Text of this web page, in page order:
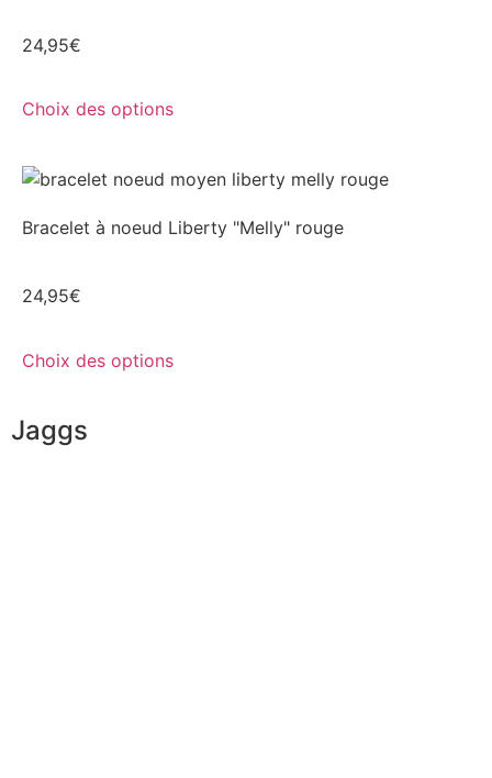
24,95€
Choix des options
Bracelet à noeud Liberty "Melly" rouge
24,95€
Choix des options
Jaggs